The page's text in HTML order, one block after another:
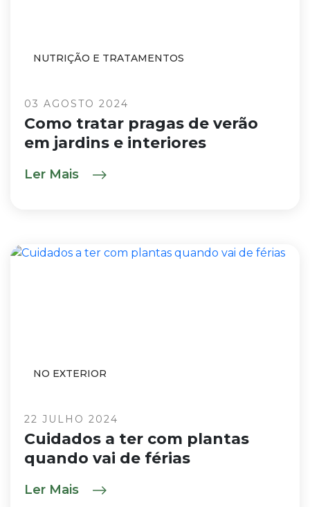
NUTRIÇÃO E TRATAMENTOS
03 AGOSTO 2024
Como tratar pragas de verão
em jardins e interiores
Ler Mais
NO EXTERIOR
22 JULHO 2024
Cuidados a ter com plantas
quando vai de férias
Ler Mais